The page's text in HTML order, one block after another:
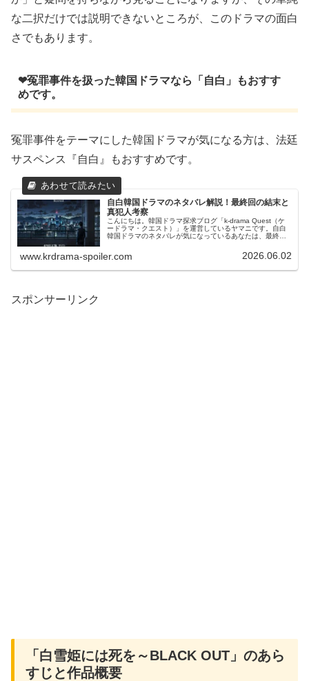
な二択だけでは説明できないところが、このドラマの面白
さでもあります。
❤冤罪事件を扱った韓国ドラマなら「自白」もおすす
めです。
冤罪事件をテーマにした韓国ドラマが気になる方は、法廷
サスペンス『自白』もおすすめです。
自白韓国ドラマのネタバレ解説！最終回の結末と
真犯人考察
こんにちは。韓国ドラマ探求ブログ「k-drama Quest（ケ
ードラマ・クエスト）」を運営しているヤマニです。自白
韓国ドラマのネタバレが気になっているあなたは、最終回
www.krdrama-spoiler.com 2026.06.02
スポンサーリンク
「白雪姫には死を～BLACK OUT」のあら
すじと作品概要